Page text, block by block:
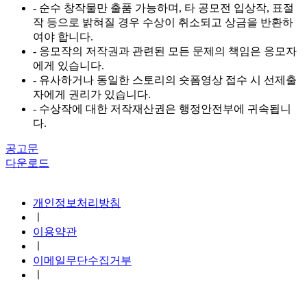
- 순수 창작물만 출품 가능하며, 타 공모전 입상작, 표절
작 등으로 밝혀질 경우 수상이 취소되고 상금을 반환하
여야 합니다.
- 응모작의 저작권과 관련된 모든 문제의 책임은 응모자
에게 있습니다.
- 유사하거나 동일한 스토리의 숏폼영상 접수 시 선제출
자에게 권리가 있습니다.
- 수상작에 대한 저작재산권은 행정안전부에 귀속됩니
다.
공고문
다운로드
개인정보처리방침
이용약관
이메일무단수집거부